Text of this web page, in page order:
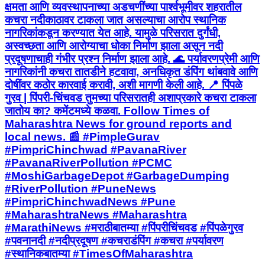
क्षमता आणि व्यवस्थापनाच्या अडचणींच्या पार्श्वभूमीवर शहरातील
कचरा नदीकाठावर टाकला जात असल्याचा आरोप स्थानिक
नागरिकांकडून करण्यात येत आहे. यामुळे परिसरात दुर्गंधी,
अस्वच्छता आणि आरोग्याचा धोका निर्माण झाला असून नदी
प्रदूषणाचाही गंभीर प्रश्न निर्माण झाला आहे. 🌊 पर्यावरणप्रेमी आणि
नागरिकांनी कचरा तातडीने हटवावा, अनधिकृत डंपिंग थांबवावे आणि
दोषींवर कठोर कारवाई करावी, अशी मागणी केली आहे. 📍 पिंपळे
गुरव | पिंपरी-चिंचवड तुमच्या परिसरातही अशाप्रकारे कचरा टाकला
जातोय का? कमेंटमध्ये कळवा. Follow Times of
Maharashtra News for ground reports and
local news. 📰 #PimpleGurav
#PimpriChinchwad #PavanaRiver
#PavanaRiverPollution #PCMC
#MoshiGarbageDepot #GarbageDumping
#RiverPollution #PuneNews
#PimpriChinchwadNews #Pune
#MaharashtraNews #Maharashtra
#MarathiNews #मराठीबातम्या #पिंपरीचिंचवड #पिंपळेगुरव
#पवनानदी #नदीप्रदूषण #कचराडंपिंग #कचरा #पर्यावरण
#स्थानिकबातम्या #TimesOfMaharashtra